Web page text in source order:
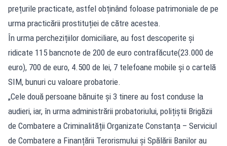
prețurile practicate, astfel obținând foloase patrimoniale de pe
urma practicării prostituției de către acestea.
În urma perchezițiilor domiciliare, au fost descoperite și
ridicate 115 bancnote de 200 de euro contrafăcute(23.000 de
euro), 700 de euro, 4.500 de lei, 7 telefoane mobile și o cartelă
SIM, bunuri cu valoare probatorie.
„Cele două persoane bănuite și 3 tinere au fost conduse la
audieri, iar, în urma administrării probatoriului, polițiștii Brigăzii
de Combatere a Criminalității Organizate Constanța – Serviciul
de Combatere a Finanțării Terorismului și Spălării Banilor au